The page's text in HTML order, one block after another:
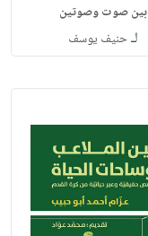
بين صوت وصوتين
لـحنيف يوسف